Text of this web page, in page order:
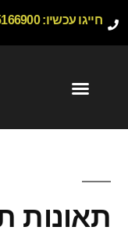
חייגו עכשיו:
תאונות